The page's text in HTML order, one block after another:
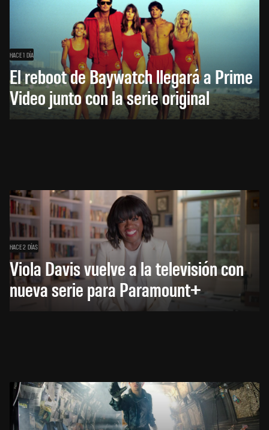
HACE 1 DÍA
El reboot de Baywatch llegará a Prime
Video junto con la serie original
HACE 2 DÍAS
Viola Davis vuelve a la televisión con
nueva serie para Paramount+